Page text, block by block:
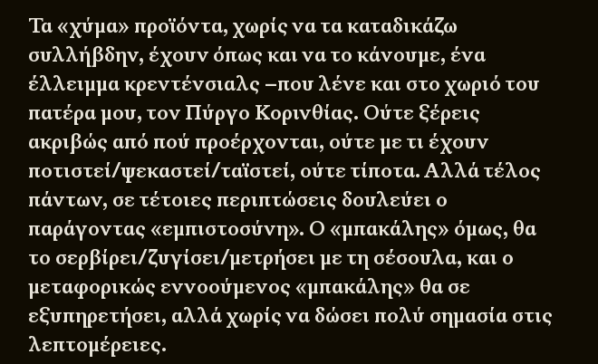
Τα «χύμα» προϊόντα, χωρίς να τα καταδικάζω
συλλήβδην, έχουν όπως και να το κάνουμε, ένα
έλλειμμα κρεντένσιαλς –που λένε και στο χωριό του
πατέρα μου, τον Πύργο Κορινθίας. Ούτε ξέρεις
ακριβώς από πού προέρχονται, ούτε με τι έχουν
ποτιστεί/ψεκαστεί/ταϊστεί, ούτε τίποτα. Αλλά τέλος
πάντων, σε τέτοιες περιπτώσεις δουλεύει ο
παράγοντας «εμπιστοσύνη». Ο «μπακάλης» όμως, θα
το σερβίρει/ζυγίσει/μετρήσει με τη σέσουλα, και ο
μεταφορικώς εννοούμενος «μπακάλης» θα σε
εξυπηρετήσει, αλλά χωρίς να δώσει πολύ σημασία στις
λεπτομέρειες.